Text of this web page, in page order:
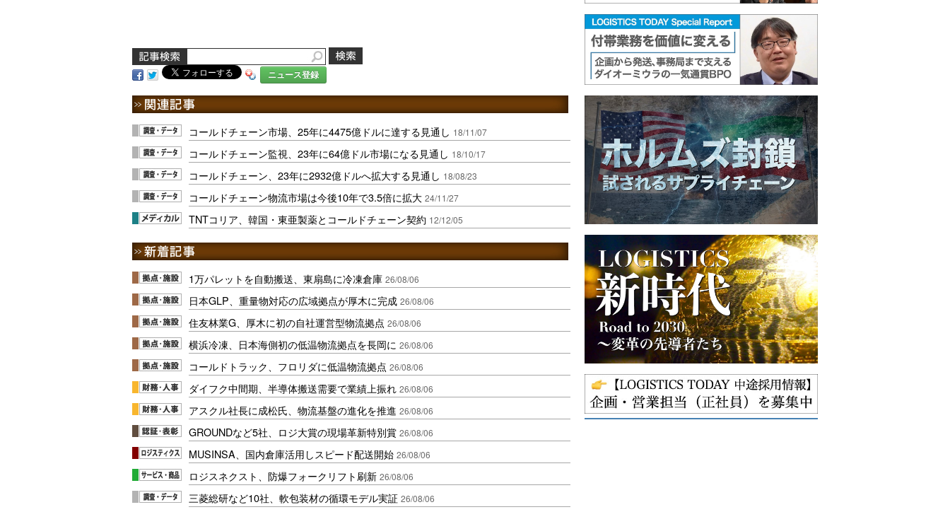
ニュース登録
コールドチェーン市場、25年に4475億ドルに達する見通し 18/11/07
コールドチェーン監視、23年に64億ドル市場になる見通し 18/10/17
コールドチェーン、23年に2932億ドルへ拡大する見通し 18/08/23
コールドチェーン物流市場は今後10年で3.5倍に拡大 24/11/27
TNTコリア、韓国・東亜製薬とコールドチェーン契約 12/12/05
1万パレットを自動搬送、東扇島に冷凍倉庫 26/08/06
日本GLP、重量物対応の広域拠点が厚木に完成 26/08/06
住友林業G、厚木に初の自社運営型物流拠点 26/08/06
横浜冷凍、日本海側初の低温物流拠点を長岡に 26/08/06
コールドトラック、フロリダに低温物流拠点 26/08/06
ダイフク中間期、半導体搬送需要で業績上振れ 26/08/06
アスクル社長に成松氏、物流基盤の進化を推進 26/08/06
GROUNDなど5社、ロジ大賞の現場革新特別賞 26/08/06
MUSINSA、国内倉庫活用しスピード配送開始 26/08/06
ロジスネクスト、防爆フォークリフト刷新 26/08/06
三菱総研など10社、軟包装材の循環モデル実証 26/08/06